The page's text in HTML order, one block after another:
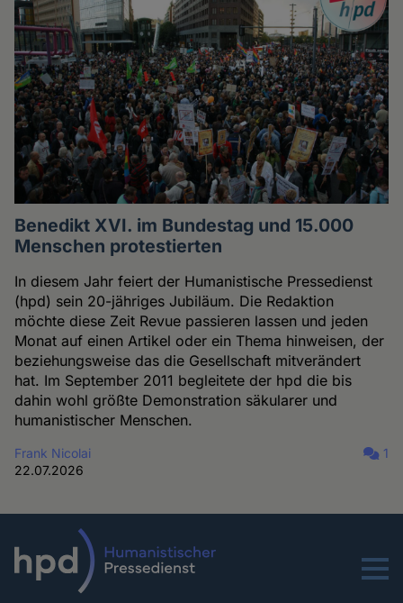
Benedikt XVI. im Bundestag und 15.000
Menschen protestierten
In diesem Jahr feiert der Humanistische Pressedienst
(hpd) sein 20-jähriges Jubiläum. Die Redaktion
möchte diese Zeit Revue passieren lassen und jeden
Monat auf einen Artikel oder ein Thema hinweisen, der
beziehungsweise das die Gesellschaft mitverändert
hat. Im September 2011 begleitete der hpd die bis
dahin wohl größte Demonstration säkularer und
humanistischer Menschen.
Frank Nicolai
22.07.2026
1
Menu